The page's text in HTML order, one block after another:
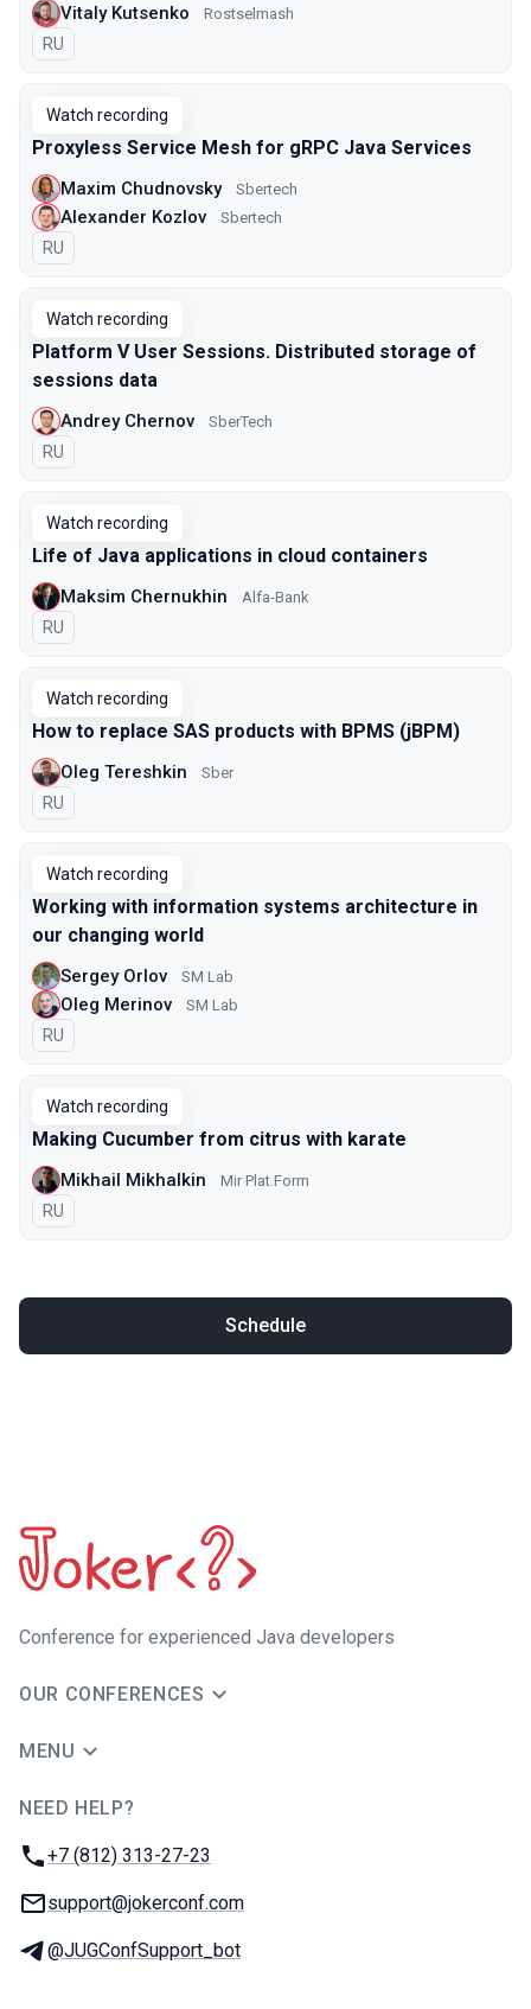
Vitaly Kutsenko Rostselmash
In Russian
RU
Watch recording
Proxyless Service Mesh for gRPC Java Services
Maxim Chudnovsky Sbertech
Alexander Kozlov Sbertech
In Russian
RU
Watch recording
Platform V User Sessions. Distributed storage of
sessions data
Andrey Chernov SberTech
In Russian
RU
Watch recording
Life of Java applications in cloud containers
Maksim Chernukhin Alfa-Bank
In Russian
RU
Watch recording
How to replace SAS products with BPMS (jBPM)
Oleg Tereshkin Sber
In Russian
RU
Watch recording
Working with information systems architecture in
our changing world
Sergey Orlov SM Lab
Oleg Merinov SM Lab
In Russian
RU
Watch recording
Making Cucumber from citrus with karate
Mikhail Mikhalkin Mir Plat.Form
In Russian
RU
Schedule
Сonference for experienced Java developers
OUR CONFERENCES
MENU
NEED HELP?
Phone:
+7 (812) 313-27-23
Email:
support@jokerconf.com
Telegram:
@JUGConfSupport_bot